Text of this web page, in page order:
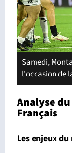
Samedi,
l'occasion de
Analyse
Français
Les enjeux